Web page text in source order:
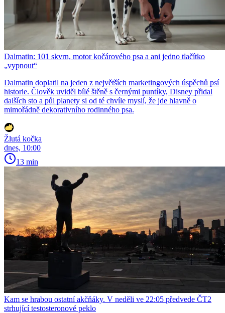
Dalmatin: 101 skvrn, motor kočárového psa a ani jedno tlačítko
„vypnout“
Dalmatin doplatil na jeden z největších marketingových úspěchů psí
historie. Člověk uviděl bílé štěně s černými puntíky, Disney přidal
dalších sto a půl planety si od té chvíle myslí, že jde hlavně o
mimořádně dekorativního rodinného psa.
Žlutá kočka
dnes, 10:00
13 min
Kam se hrabou ostatní akčňáky. V neděli ve 22:05 předvede ČT2
strhující testosteronové peklo